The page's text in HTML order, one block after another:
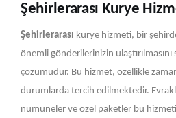
Şehirlerarası Kurye
Şehirlerarası kurye hizmeti, bir
önemli gönderilerinizin ulaştırılmasını
çözümüdür. Bu hizmet, özellikle
durumlarda tercih edilmektedir.
numuneler ve özel paketler bu